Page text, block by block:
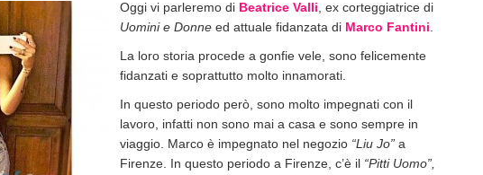
Oggi vi parleremo di Beatrice Valli , ex corteggiatrice di
Uomini e Donne ed attuale fidanzata di Marco Fantini
La loro storia procede a gonfie vele, sono felicemente
fidanzati e soprattutto molto innamorati.
In questo periodo però, sono molto impegnati con il
lavoro, infatti non sono mai a casa e sono sempre in
viaggio. Marco è impegnato nel negozio “Liu Jo” a
Firenze. In questo periodo a Firenze, c’è il “Pitti Uomo”,